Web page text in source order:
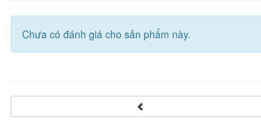
Chưa có đánh giá cho sản phẩm này.